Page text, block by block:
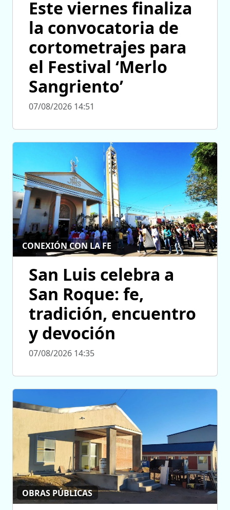
Este viernes finaliza
la convocatoria de
cortometrajes para
el Festival ‘Merlo
Sangriento’
07/08/2026 14:51
CONEXIÓN CON LA FE
San Luis celebra a
San Roque: fe,
tradición, encuentro
y devoción
07/08/2026 14:35
OBRAS PÚBLICAS